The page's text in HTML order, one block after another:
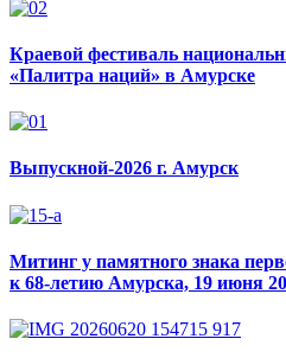
Краевой фестиваль
«Палитра наций» в Амурске
Выпускной-2026 г. Амурск
Митинг у памятного знака
к 68-летию Амурска, 19 июня